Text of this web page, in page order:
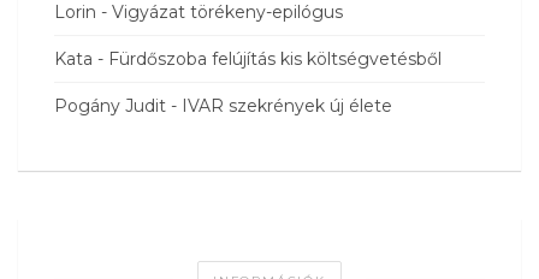
Lorin - Vigyázat törékeny-epilógus
Kata - Fürdőszoba felújítás kis költségvetésből
Pogány Judit - IVAR szekrények új élete